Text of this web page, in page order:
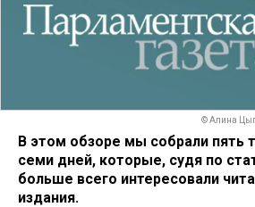
© Алина
В этом обзоре мы собрали пять
семи дней, которые, судя по
больше всего интересовали
издания.